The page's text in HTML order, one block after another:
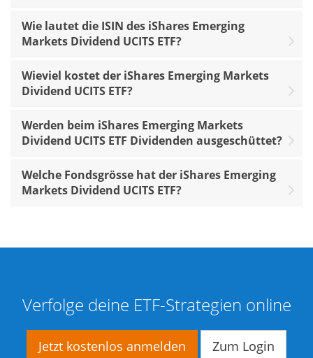
Wie lautet die ISIN des iShares Emerging
Markets Dividend UCITS ETF?
Wieviel kostet der iShares Emerging Markets
Dividend UCITS ETF?
Werden beim iShares Emerging Markets
Dividend UCITS ETF Dividenden ausgeschüttet?
Welche Fondsgrösse hat der iShares Emerging
Markets Dividend UCITS ETF?
Verfolge deine ETF-Strategien online
Jetzt kostenlos anmelden Zum Login